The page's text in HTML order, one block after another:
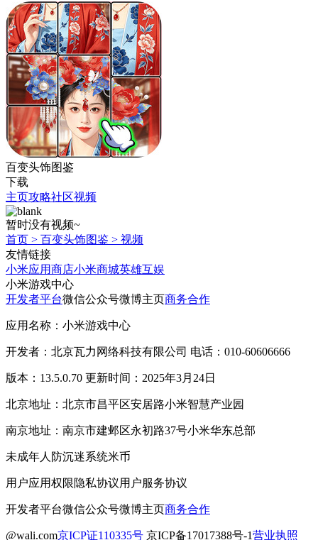
百变头饰图鉴
下载
主页攻略社区视频
暂时没有视频~
首页 > 百变头饰图鉴 > 视频
友情链接
小米应用商店小米商城英雄互娱
小米游戏中心
开发者平台微信公众号微博主页商务合作
应用名称：小米游戏中心
开发者：北京瓦力网络科技有限公司 电话：010-60606666
版本：13.5.0.70 更新时间：2025年3月24日
北京地址：北京市昌平区安居路小米智慧产业园
南京地址：南京市建邺区永初路37号小米华东总部
未成年人防沉迷系统米币
用户应用权限隐私协议用户服务协议
开发者平台微信公众号微博主页商务合作
@wali.com京ICP证110335号 京ICP备17017388号-1营业执照